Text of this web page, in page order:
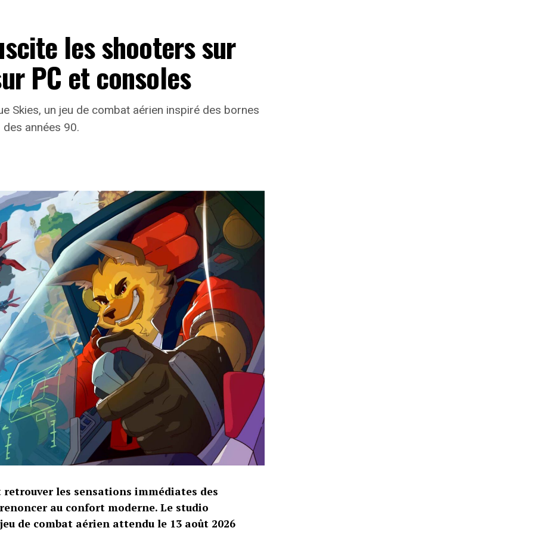
les shooters sur
PC et consoles
Skies, un jeu de combat aérien inspiré des bornes
années 90.
retrouver les sensations immédiates des
au confort moderne. Le studio
de combat aérien attendu le 13 août 2026